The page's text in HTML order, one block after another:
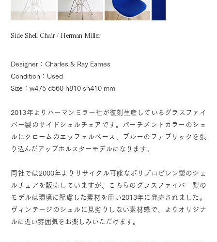
Side Shell Chair / Herman Miller
Designer：Charles & Ray Eames
Condition：Used
Size：w475 d560 h810 sh410 mm
2013年よりハーマンミラー社が復刻生産しているグラスファイ
バー製のサイドシェルチェアです。パーチメントカラーのシェ
ルにクロームのエッフェルベース、ブルーのファブリックを張
り込んだアップホルスターモデルになります。
同社では2000年よりリサイクル可能なポリプロピレン製のシェ
ルチェアを販売していますが、こちらのグラスファイバー製の
モデルは環境に配慮した素材を用い2013年に発売されました。
ヴィンテージのシェルに見劣りしない素材感で、よりオリジナ
ルに近い雰囲気をお楽しみいただけます。